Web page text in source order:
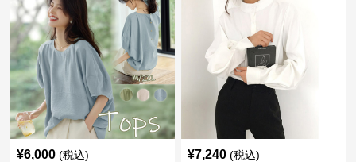
¥6,000 (税込) ¥7,240 (税込)